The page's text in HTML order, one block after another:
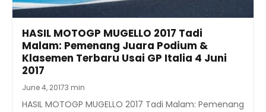
HASIL MOTOGP MUGELLO 2017 Tadi
Malam: Pemenang Juara Podium &
Klasemen Terbaru Usai GP Italia 4 Juni
2017
June 4, 20173 min
HASIL MOTOGP MUGELLO 2017 Tadi Malam: Pemenang